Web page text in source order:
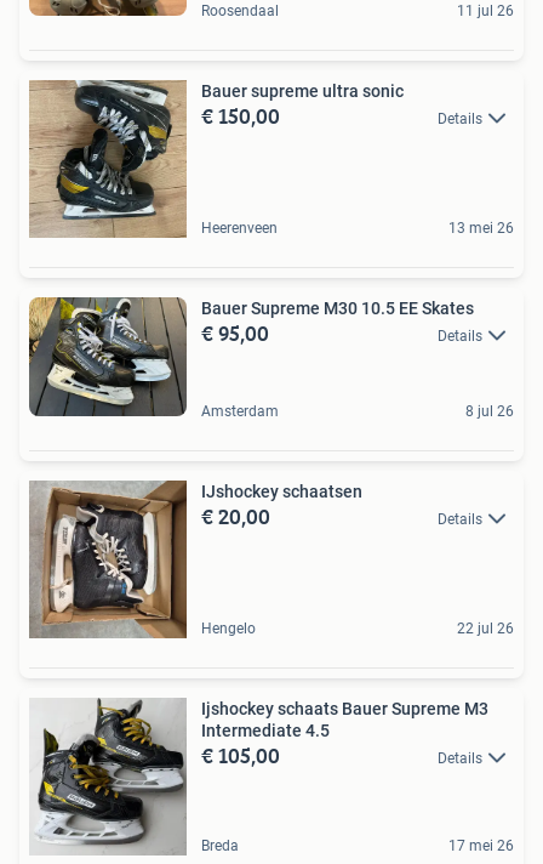
Roosendaal 11 jul 26
Bauer supreme ultra sonic
€ 150,00 Details
Heerenveen 13 mei 26
Bauer Supreme M30 10.5 EE Skates
€ 95,00 Details
Amsterdam 8 jul 26
IJshockey schaatsen
€ 20,00 Details
Hengelo 22 jul 26
Ijshockey schaats Bauer Supreme M3
Intermediate 4.5
€ 105,00 Details
Breda 17 mei 26